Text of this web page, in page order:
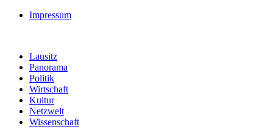
Impressum
Lausitz
Panorama
Politik
Wirtschaft
Kultur
Netzwelt
Wissenschaft